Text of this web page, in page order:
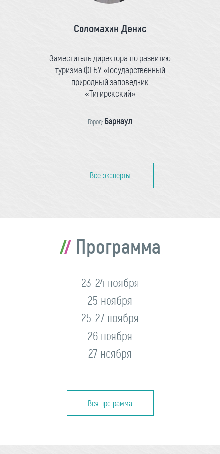
Соломахин Денис
Заместитель директора по развитию
туризма ФГБУ «Государственный
природный заповедник
«Тигирекский»
Город: Барнаул
Все эксперты
Программа
23-24 ноября
25 ноября
25-27 ноября
26 ноября
27 ноября
Вся программа